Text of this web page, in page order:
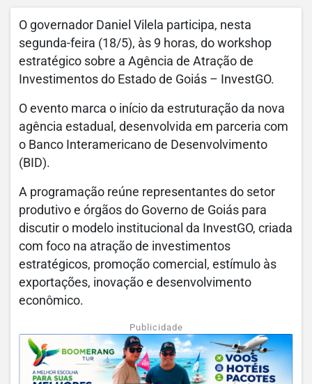
O governador Daniel Vilela participa, nesta
segunda-feira (18/5), às 9 horas, do workshop
estratégico sobre a Agência de Atração de
Investimentos do Estado de Goiás – InvestGO.
O evento marca o início da estruturação da nova
agência estadual, desenvolvida em parceria com
o Banco Interamericano de Desenvolvimento
(BID).
A programação reúne representantes do setor
produtivo e órgãos do Governo de Goiás para
discutir o modelo institucional da InvestGO, criada
com foco na atração de investimentos
estratégicos, promoção comercial, estímulo às
exportações, inovação e desenvolvimento
econômico.
Publicidade